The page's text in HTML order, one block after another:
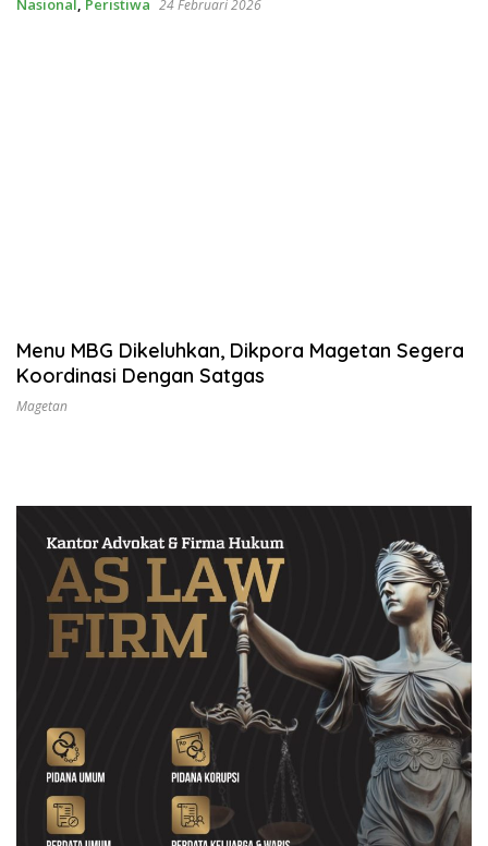
Nasional, Peristiwa 24 Februari 2026
Menu MBG Dikeluhkan, Dikpora Magetan Segera
Koordinasi Dengan Satgas
Magetan